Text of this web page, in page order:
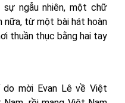
ngẫu nhiên, một chữ
nữa, từ một bài hát hoàn
thuần thục bằng hai tay
mời Evan Lê về Việt